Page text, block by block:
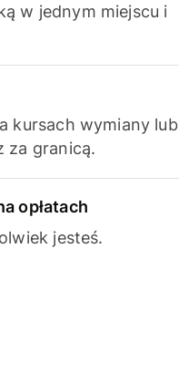
w jednym miejscu i
kursach wymiany lub
za granicą.
opłatach
jesteś.